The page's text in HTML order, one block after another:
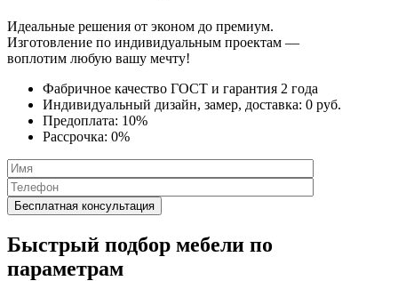
Идеальные решения от эконом до премиум.
Изготовление по индивидуальным проектам —
воплотим любую вашу мечту!
Фабричное качество ГОСТ и гарантия 2 года
Индивидуальный дизайн, замер, доставка: 0 руб.
Предоплата: 10%
Рассрочка: 0%
Быстрый подбор мебели по
параметрам